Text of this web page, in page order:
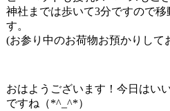
神社までは歩いて3分ですので移
す。
(お参り中のお荷物お預かりして
おはようございます！今日はい
ですね（*^_^*）